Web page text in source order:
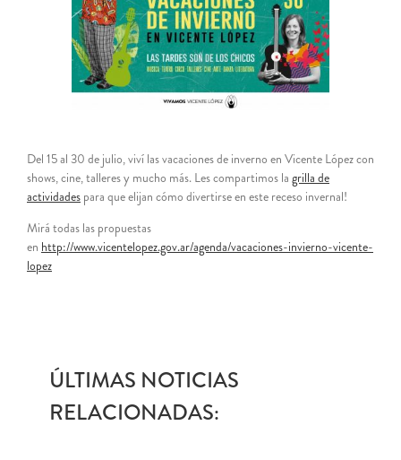
Del 15 al 30 de julio, viví las vacaciones de inverno en Vicente López con
shows, cine, talleres y mucho más. Les compartimos la grilla de
actividades para que elijan cómo divertirse en este receso invernal!
Mirá todas las propuestas
en http://www.vicentelopez.gov.ar/agenda/vacaciones-invierno-vicente-
lopez
ÚLTIMAS NOTICIAS
RELACIONADAS: